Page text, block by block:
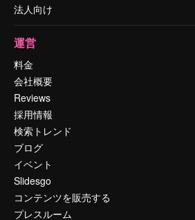
法人向け
運営
料金
会社概要
Reviews
採用情報
検索トレンド
ブログ
イベント
Slidesgo
コンテンツを販売する
プレスルーム